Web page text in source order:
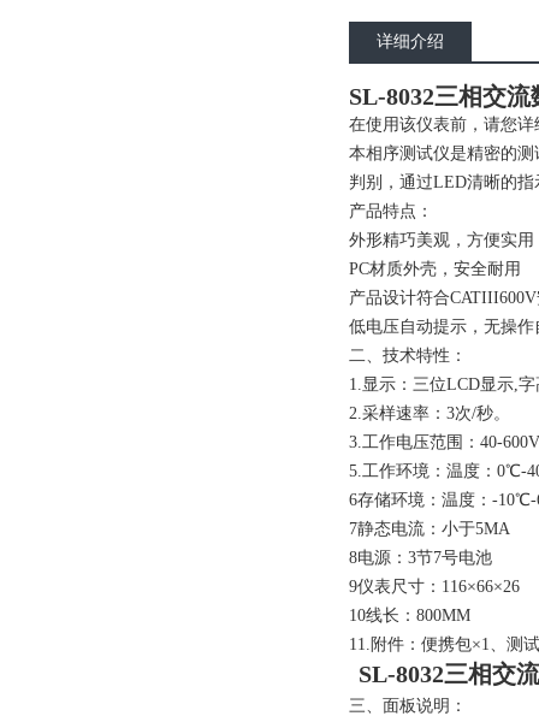
详细介绍
SL-8032三相交
在使用该仪表前，请您
本相序测试仪是精密的
判别，通过LED清晰的
产品特点：
外形精巧美观，方便实用
PC材质外壳，安全耐用
产品设计符合
低电压自动提示，无操作
二、技术特性：
1.显示：三位LCD显示,
2.采样速率：3次/秒。
3.工作电压范围：40-
5.工作环境：温度：0℃-
6存储环境：温度：-
7静态电流：小于5MA
8电源：3节7号电池
9仪表尺寸：116×66×26
10线长：800MM
11.附件：便携包×1、测
SL-8032三相交
三、面板说明：